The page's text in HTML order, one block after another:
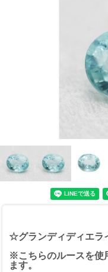
☆グランディディエラ
※こちらのルースを使
ます。